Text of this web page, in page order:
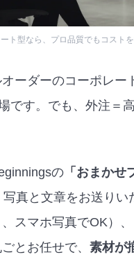
ト型なら、プロ品質でもコスト
ーダーのコーポレー
です。でも、外注＝
の 「おまかせ
写真と文章をお送りい
スマホ写真でOK）
とお任せで、 素材が